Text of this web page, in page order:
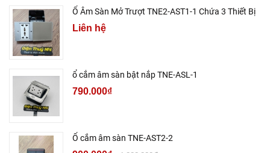
Ổ Âm Sàn Mở Trượt TNE2-AST1-1 Chứa 3 Thiết Bị
Liên hệ
ổ cắm âm sàn bật nắp TNE-ASL-1
790.000₫
Ổ cắm âm sàn TNE-AST2-2